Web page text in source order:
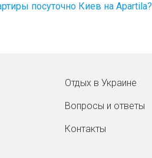
посуточно Киев на Apartila?
Отдых в Украине
Вопросы и ответы
Контакты